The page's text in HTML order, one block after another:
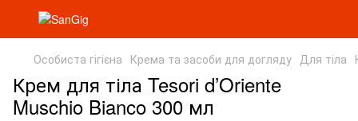
Особиста гігієна Крема та засоби для догляду Для тіла
Крем для тіла Tesori d’Oriente
Muschio Bianco 300 мл